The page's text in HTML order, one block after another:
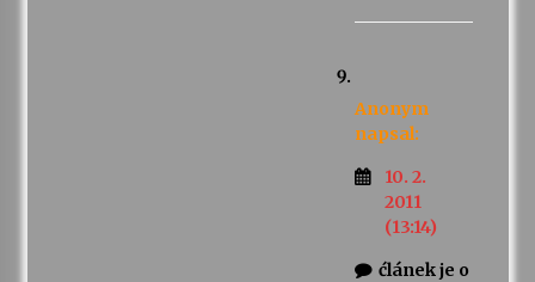
Anonym
napsal:
10. 2.
2011
(13:14)
ćlánek je o